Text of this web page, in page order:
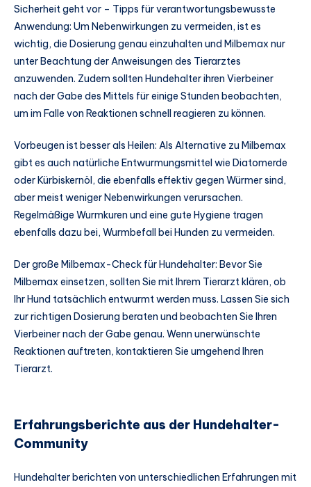
Sicherheit geht vor – Tipps für verantwortungsbewusste
Anwendung: Um Nebenwirkungen zu vermeiden, ist es
wichtig, die Dosierung genau einzuhalten und Milbemax nur
unter Beachtung der Anweisungen des Tierarztes
anzuwenden. Zudem sollten Hundehalter ihren Vierbeiner
nach der Gabe des Mittels für einige Stunden beobachten,
um im Falle von Reaktionen schnell reagieren zu können.
Vorbeugen ist besser als Heilen: Als Alternative zu Milbemax
gibt es auch natürliche Entwurmungsmittel wie Diatomerde
oder Kürbiskernöl, die ebenfalls effektiv gegen Würmer sind,
aber meist weniger Nebenwirkungen verursachen.
Regelmäßige Wurmkuren und eine gute Hygiene tragen
ebenfalls dazu bei, Wurmbefall bei Hunden zu vermeiden.
Der große Milbemax-Check für Hundehalter: Bevor Sie
Milbemax einsetzen, sollten Sie mit Ihrem Tierarzt klären, ob
Ihr Hund tatsächlich entwurmt werden muss. Lassen Sie sich
zur richtigen Dosierung beraten und beobachten Sie Ihren
Vierbeiner nach der Gabe genau. Wenn unerwünschte
Reaktionen auftreten, kontaktieren Sie umgehend Ihren
Tierarzt.
Erfahrungsberichte aus der Hundehalter-
Community
Hundehalter berichten von unterschiedlichen Erfahrungen mit